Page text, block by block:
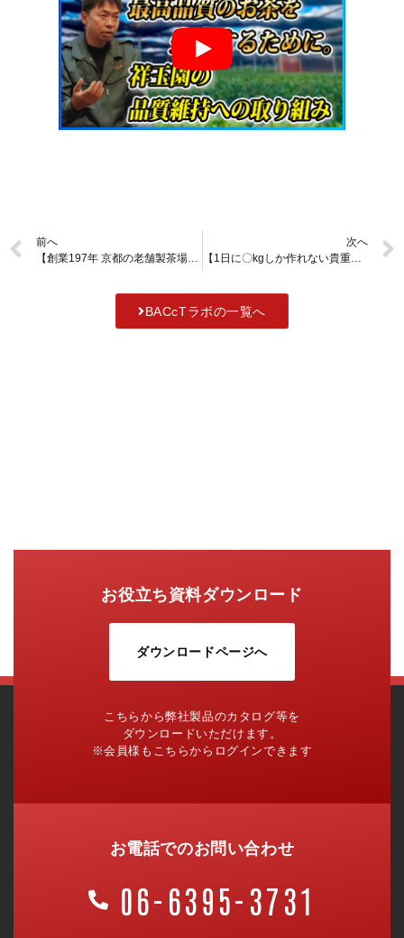
前へ
【創業197年 京都の老舗製茶場】茶師十段の匠に祥玉園製茶の歴史やお茶の鑑定技術について聞きました【祥玉園製茶】
次へ
【1日に〇kgしか作れない貴重な抹茶】年代物の石臼を使って作るこだわりの抹茶ができるまで【祥玉園製茶/工場見学】
BACcTラボの一覧へ
お役立ち資料ダウンロード
ダウンロードページへ
こちらから弊社製品のカタログ等を
ダウンロードいただけます。
※会員様もこちらからログインできます
お電話でのお問い合わせ
06-6395-3731